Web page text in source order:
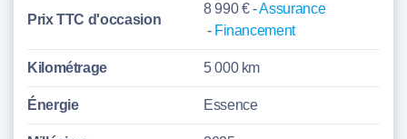
Prix TTC d'occasion
8 990 € -Assurance
- Financement
Kilométrage 5 000 km
Énergie Essence